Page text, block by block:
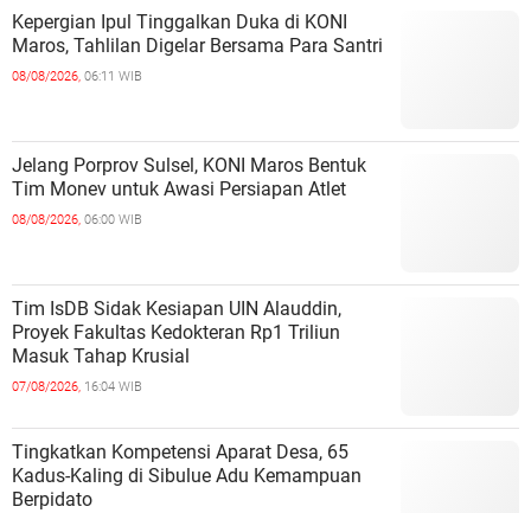
Kepergian Ipul Tinggalkan Duka di KONI
Maros, Tahlilan Digelar Bersama Para Santri
08/08/2026, 06:11 WIB
Jelang Porprov Sulsel, KONI Maros Bentuk
Tim Monev untuk Awasi Persiapan Atlet
08/08/2026, 06:00 WIB
Tim IsDB Sidak Kesiapan UIN Alauddin,
Proyek Fakultas Kedokteran Rp1 Triliun
Masuk Tahap Krusial
07/08/2026, 16:04 WIB
Tingkatkan Kompetensi Aparat Desa, 65
Kadus-Kaling di Sibulue Adu Kemampuan
Berpidato